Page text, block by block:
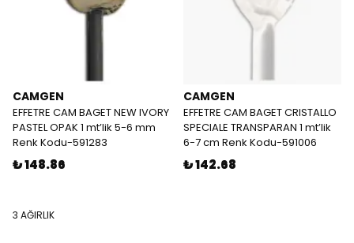
CAMGEN
EFFETRE CAM BAGET NEW IVORY
PASTEL OPAK 1 mt’lik 5-6 mm
Renk Kodu-591283
₺ 148.86
3 AĞIRLIK
CAMGEN
EFFETRE CAM BAGET CRISTALLO
SPECIALE TRANSPARAN 1 mt’lik
6-7 cm Renk Kodu-591006
₺ 142.68